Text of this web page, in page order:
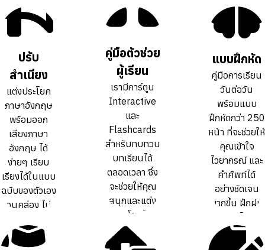
ปรับ
สำเนียง
แต่งประโยค
ภาษาอังกฤษ
พร้อมออก
เสียงภาษา
อังกฤษ ได้
ง่ายๆ เรียบ
เรียงได้ในแบบ
ฉบับของตัวเอง
จนคล่อง ไม่
เนียงเป๊ะ
ปรับ
สำเนียง
แต่งประโยค
ภาษาอังกฤษ
พร้อมออก
เสียงภาษา
อังกฤษ ได้
ง่ายๆ เรียบ
เรียงได้ในแบบ
ฉบับของตัวเอง
จนคล่อง ไม่
เนียงเป๊ะ
คู่มือตัวช่วย
ผู้เรียน
เรามีการ์ตูน
Interactive
และ
Flashcards
สำหรับทบทวน
บทเรียนได้
ตลอดเวลา ซึ่ง
จะช่วยให้คุณ
สนุกและแต่ง
ประโยคได้
คล่องขึ้นกว่า
การเรียน
คู่มือตัวช่วย
ผู้เรียน
เรามีการ์ตูน
Interactive
และ
Flashcards
สำหรับทบทวน
บทเรียนได้
ตลอดเวลา ซึ่ง
จะช่วยให้คุณ
สนุกและแต่ง
ประโยคได้
คล่องขึ้นกว่า
การเรียน
แบบฝึกหัด
คู่มือการเรียน
วันต่อวัน
พร้อมแบบ
ฝึกหัดกว่า 250
หน้า ที่จะช่วยให้
คุณเข้าใจ
ไวยากรณ์ และ
คำศัพท์ได้
อย่างชัดเจน
มากขึ้น ฝึกฝน
ที่
แบบฝึกหัด
คู่มือการเรียน
วันต่อวัน
พร้อมแบบ
ฝึกหัดกว่า 250
หน้า ที่จะช่วยให้
คุณเข้าใจ
ไวยากรณ์ และ
คำศัพท์ได้
อย่างชัดเจน
มากขึ้น ฝึกฝน
ที่